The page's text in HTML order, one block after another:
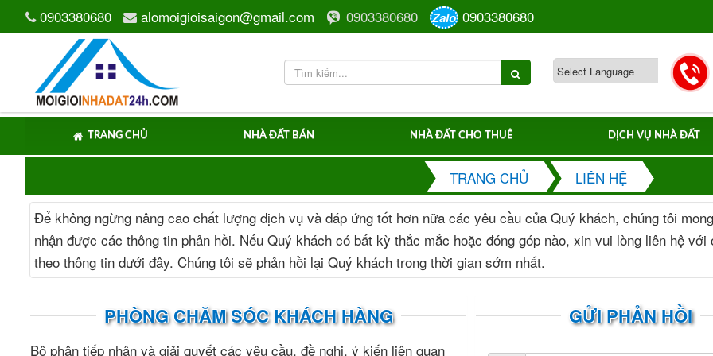
0903380680 alomoigioisaigon@gmail.com 0903380680 Zalo 0903380680
TRANG CHỦ NHÀ ĐẤT BÁN NHÀ ĐẤT CHO THUÊ DỊCH VỤ NHÀ ĐẤT
TRANG CHỦ
LIÊN HỆ
Để không ngừng nâng cao chất lượng dịch vụ và đáp ứng tốt hơn nữa các yêu cầu của Quý khách, chúng tôi
nhận được các thông tin phản hồi. Nếu Quý khách có bất kỳ thắc mắc hoặc đóng góp nào, xin vui lòng liên hệ với
theo thông tin dưới đây. Chúng tôi sẽ phản hồi lại Quý khách trong thời gian sớm nhất.
PHÒNG CHĂM SÓC KHÁCH HÀNG
Bộ phận tiếp nhận và giải quyết các yêu cầu, đề nghị, ý kiến liên quan
GỬI PHẢN HỒI